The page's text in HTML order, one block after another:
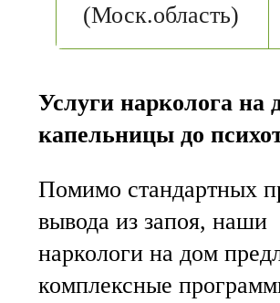
(Моск.область)
Услуги нарколога на
капельницы до
Помимо стандартных
вывода из запоя, наши
наркологи на дом
комплексные